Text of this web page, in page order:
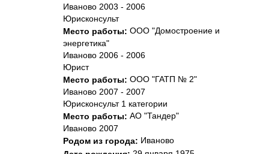
Иваново 2003 - 2006
Юрисконсульт
Место работы: ООО "Домостроение и
энергетика"
Иваново 2006 - 2006
Юрист
Место работы: ООО "ГАТП № 2"
Иваново 2007 - 2007
Юрисконсульт 1 категории
Место работы: АО "Тандер"
Иваново 2007
Родом из города: Иваново